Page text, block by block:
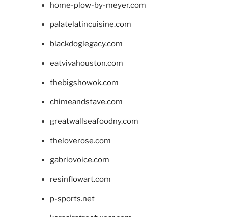
home-plow-by-meyer.com
palatelatincuisine.com
blackdoglegacy.com
eatvivahouston.com
thebigshowok.com
chimeandstave.com
greatwallseafoodny.com
theloverose.com
gabriovoice.com
resinflowart.com
p-sports.net